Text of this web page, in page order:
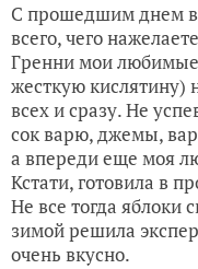
С прошедшим днем
всего, чего нажелаете
Гренни мои
жесткую кислятину)
всех и сразу. Не
сок варю, джемы,
а впереди еще моя
Кстати, готовила в
Не все тогда яблоки
зимой решила
очень вкусно.